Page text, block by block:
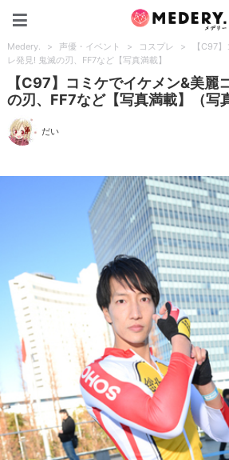
Medery. > 声優・イベント > コスプレ >
【C97
レ発見! 鬼滅の刃、FF7など【写真満載】
【C97】コミケでイケメン&美麗
の刃、FF7など【写真満載】（写
だい